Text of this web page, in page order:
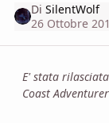
DiSilentWolf
26 Ottobre
E' stata
Coast